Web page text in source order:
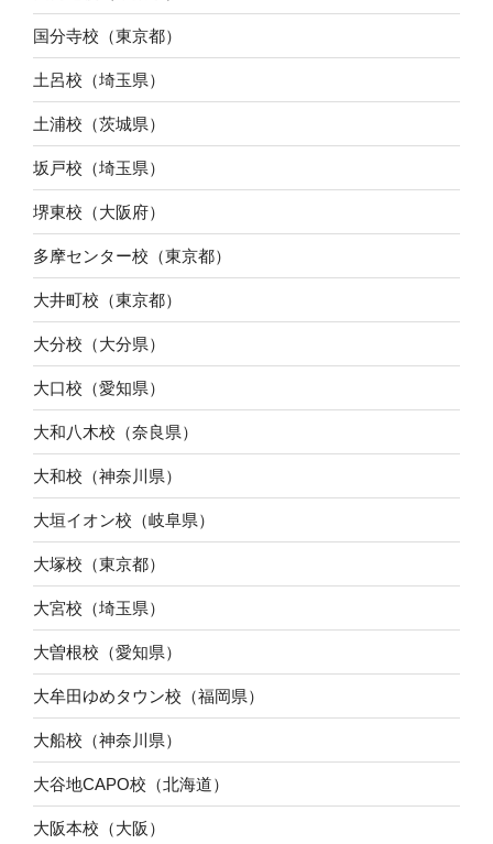
国分寺校（東京都）
土呂校（埼玉県）
土浦校（茨城県）
坂戸校（埼玉県）
堺東校（大阪府）
多摩センター校（東京都）
大井町校（東京都）
大分校（大分県）
大口校（愛知県）
大和八木校（奈良県）
大和校（神奈川県）
大垣イオン校（岐阜県）
大塚校（東京都）
大宮校（埼玉県）
大曽根校（愛知県）
大牟田ゆめタウン校（福岡県）
大船校（神奈川県）
大谷地CAPO校（北海道）
大阪本校（大阪）